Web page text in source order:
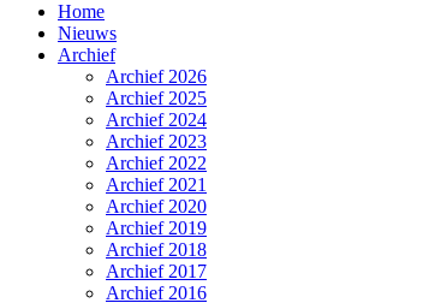
Home
Nieuws
Archief
Archief 2026
Archief 2025
Archief 2024
Archief 2023
Archief 2022
Archief 2021
Archief 2020
Archief 2019
Archief 2018
Archief 2017
Archief 2016